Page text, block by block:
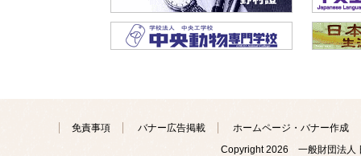
免責事項 バナー広告掲載
ホームページ・バナー作成
Copyright2026 一般財団法人